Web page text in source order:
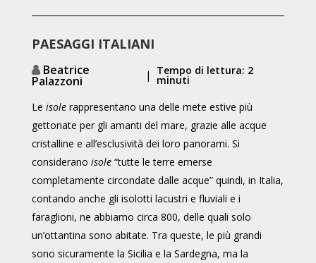
PAESAGGI ITALIANI
Beatrice
Palazzoni | Tempo di lettura: 2
minuti
Le isolerappresentano una delle mete estive più
gettonate per gli amanti del mare, grazie alle acque
cristalline e all’esclusività dei loro panorami. Si
considerano isole“tutte le terre emerse
completamente circondate dalle acque” quindi, in Italia,
contando anche gli isolotti lacustri e fluviali e i
faraglioni, ne abbiamo circa 800, delle quali solo
un’ottantina sono abitate. Tra queste, le più grandi
sono sicuramente la Sicilia e la Sardegna, ma la